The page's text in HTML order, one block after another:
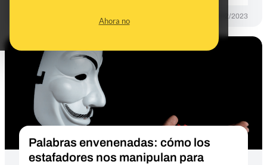
Ahora no 14/02/2023
Palabras envenenadas: cómo los
estafadores nos manipulan para